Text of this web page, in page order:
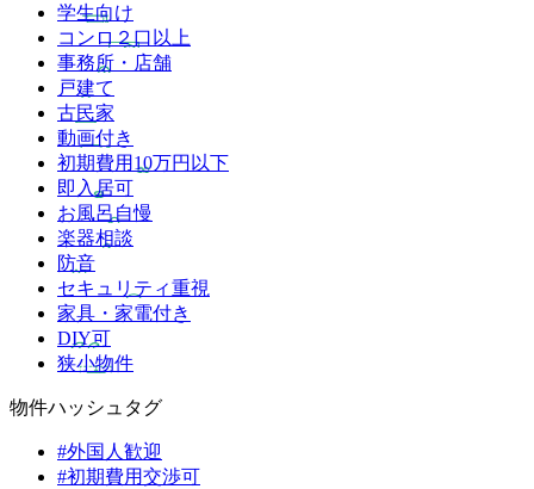
学生向け
コンロ２口以上
事務所・店舗
戸建て
古民家
動画付き
初期費用10万円以下
即入居可
お風呂自慢
楽器相談
防音
セキュリティ重視
家具・家電付き
DIY可
狭小物件
物件ハッシュタグ
#外国人歓迎
#初期費用交渉可